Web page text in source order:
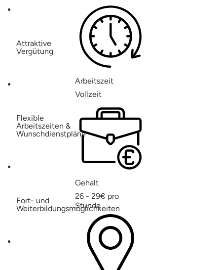
Attraktive
Vergütung
Flexible
Arbeitszeiten &
Wunschdienstpläne
Fort- und
Weiterbildungsmöglichkeiten
Arbeitszeit
Vollzeit
Gehalt
26 - 29€ pro
Stunde